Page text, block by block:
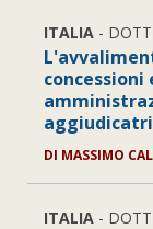
ITALIA -
concessioni
DI MASSIMO
ITALIA -